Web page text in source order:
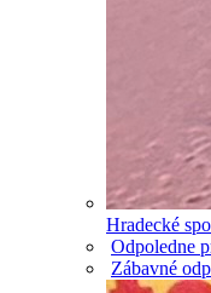
Hradecké
Odpoledne
Zábavné